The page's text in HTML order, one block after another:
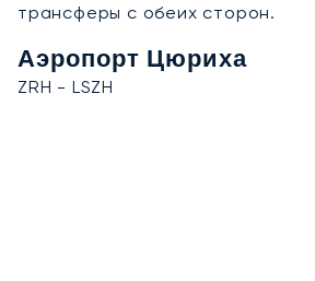
трансферы с обеих сторон.
Аэропорт Цюриха
ZRH - LSZH